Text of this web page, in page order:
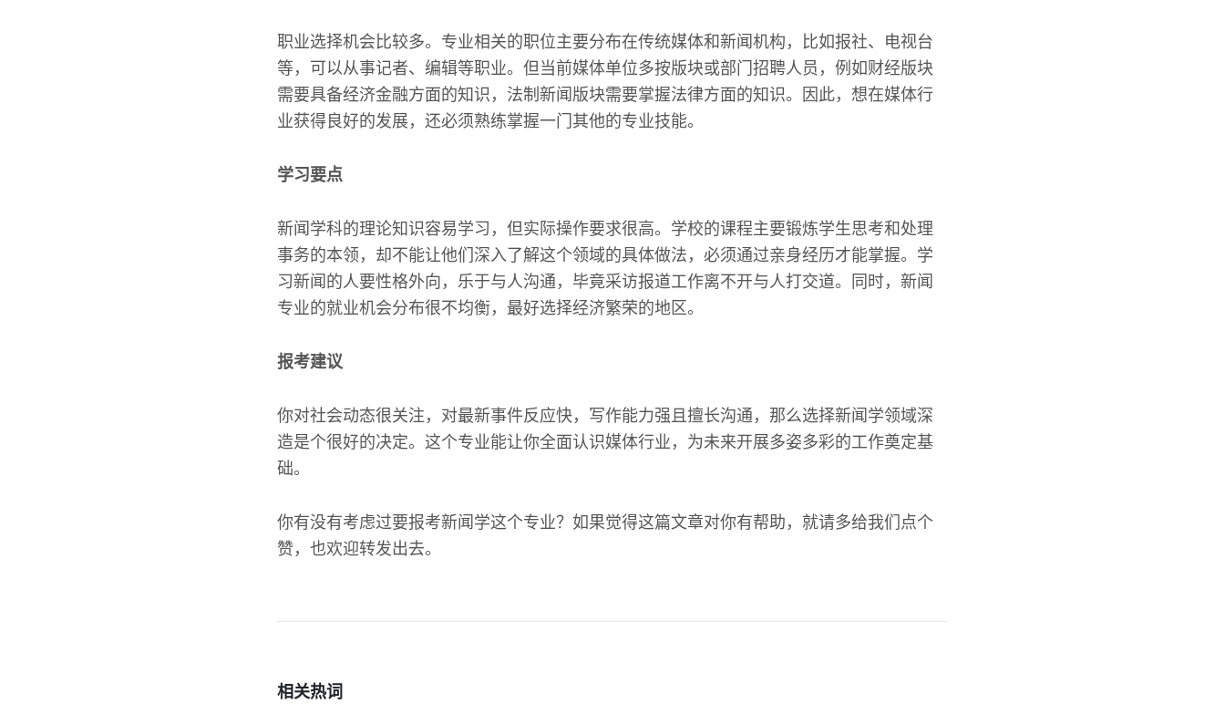
职业选择机会比较多。专业相关的职位主要分布在传统媒体和新闻机构，比如报社、电视台
等，可以从事记者、编辑等职业。但当前媒体单位多按版块或部门招聘人员，例如财经版块
需要具备经济金融方面的知识，法制新闻版块需要掌握法律方面的知识。因此，想在媒体行
业获得良好的发展，还必须熟练掌握一门其他的专业技能。
学习要点
新闻学科的理论知识容易学习，但实际操作要求很高。学校的课程主要锻炼学生思考和处理
事务的本领，却不能让他们深入了解这个领域的具体做法，必须通过亲身经历才能掌握。学
习新闻的人要性格外向，乐于与人沟通，毕竟采访报道工作离不开与人打交道。同时，新闻
专业的就业机会分布很不均衡，最好选择经济繁荣的地区。
报考建议
你对社会动态很关注，对最新事件反应快，写作能力强且擅长沟通，那么选择新闻学领域深
造是个很好的决定。这个专业能让你全面认识媒体行业，为未来开展多姿多彩的工作奠定基
础。
你有没有考虑过要报考新闻学这个专业？如果觉得这篇文章对你有帮助，就请多给我们点个
赞，也欢迎转发出去。
相关热词